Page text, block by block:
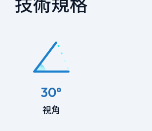
30°
視角